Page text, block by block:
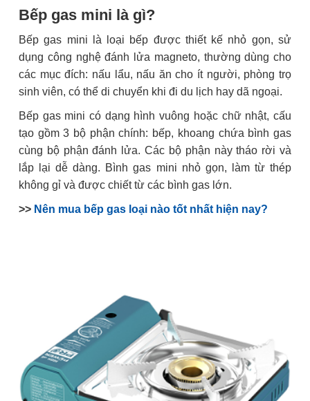
Bếp gas mini là gì?
Bếp gas mini là loại bếp được thiết kế nhỏ gọn, sử
dụng công nghệ đánh lửa magneto, thường dùng cho
các mục đích: nấu lẩu, nấu ăn cho ít người, phòng trọ
sinh viên, có thể di chuyển khi đi du lịch hay dã ngoại.
Bếp gas mini có dạng hình vuông hoặc chữ nhật, cấu
tạo gồm 3 bộ phận chính: bếp, khoang chứa bình gas
cùng bộ phận đánh lửa. Các bộ phận này tháo rời và
lắp lại dễ dàng. Bình gas mini nhỏ gọn, làm từ thép
không gỉ và được chiết từ các bình gas lớn.
>> Nên mua bếp gas loại nào tốt nhất hiện nay?